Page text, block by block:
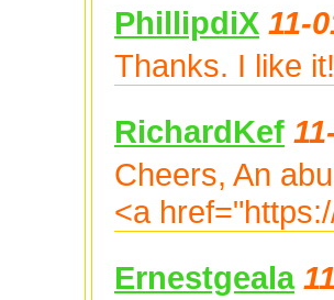
PhillipdiX 11-
Thanks. I like
RichardKef
Cheers, An
<a
Ernestgeala